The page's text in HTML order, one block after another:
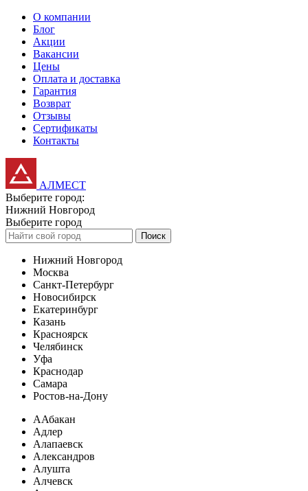
О компании
Блог
Акции
Вакансии
Цены
Оплата и доставка
Гарантия
Возврат
Отзывы
Сертификаты
Контакты
АЛМЕСТ
Выберите город:
Нижний Новгород
Выберите город
Поиск
Нижний Новгород
Москва
Санкт-Петербург
Новосибирск
Екатеринбург
Казань
Красноярск
Челябинск
Уфа
Краснодар
Самара
Ростов-на-Дону
ААбакан
Адлер
Алапаевск
Александров
Алушта
Алчевск